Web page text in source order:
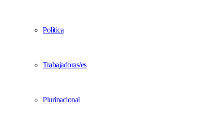
Política
Trabajadoras/es
Plurinacional